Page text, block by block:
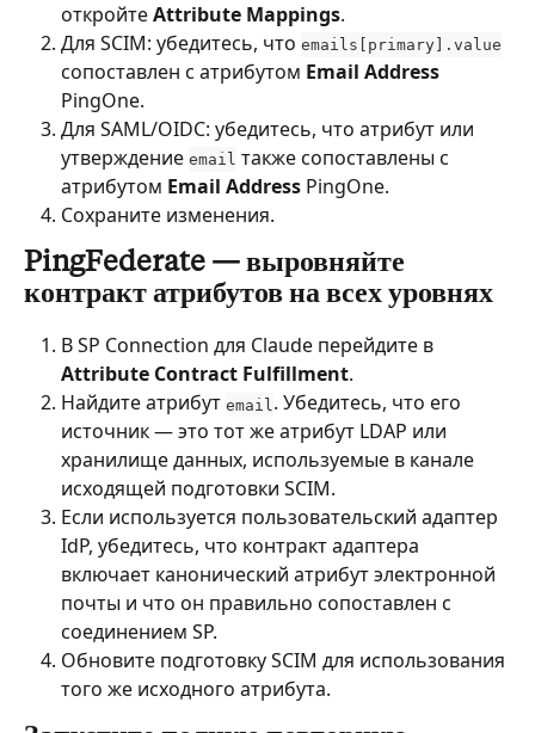
откройте Attribute Mappings.
Для SCIM: убедитесь, что emails[primary].value
сопоставлен с атрибутом Email Address
PingOne.
Для SAML/OIDC: убедитесь, что атрибут или
утверждение email также сопоставлены с
атрибутом Email Address PingOne.
Сохраните изменения.
PingFederate — выровняйте
контракт атрибутов на всех уровнях
В SP Connection для Claude перейдите в
Attribute Contract Fulfillment.
Найдите атрибут email . Убедитесь, что его
источник — это тот же атрибут LDAP или
хранилище данных, используемые в канале
исходящей подготовки SCIM.
Если используется пользовательский адаптер
IdP, убедитесь, что контракт адаптера
включает канонический атрибут электронной
почты и что он правильно сопоставлен с
соединением SP.
Обновите подготовку SCIM для использования
того же исходного атрибута.